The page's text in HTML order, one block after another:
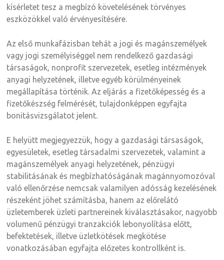
kísérletet tesz a megbízó követelésének törvényes
eszközökkel való érvényesítésére.
Az első munkafázisban tehát a jogi és magánszemélyek
vagy jogi személyiséggel nem rendelkező gazdasági
társaságok, nonprofit szervezetek, esetleg intézmények
anyagi helyzetének, illetve egyéb körülményeinek
megállapítása történik. Az eljárás a fizetőképesség és a
fizetőkészség felmérését, tulajdonképpen egyfajta
bonitásvizsgálatot jelent.
E helyütt megjegyezzük, hogy a gazdasági társaságok,
egyesületek, esetleg társadalmi szervezetek, valamint a
magánszemélyek anyagi helyzetének, pénzügyi
stabilitásának és megbízhatóságának magánnyomozóval
való ellenőrzése nemcsak valamilyen adósság kezelésének
részeként jöhet számításba, hanem az előrelátó
üzletemberek üzleti partnereinek kiválasztásakor, nagyobb
volumenű pénzügyi tranzakciók lebonyolítása előtt,
befektetések, illetve üzletkötések megkötése
vonatkozásában egyfajta előzetes kontrollként is.